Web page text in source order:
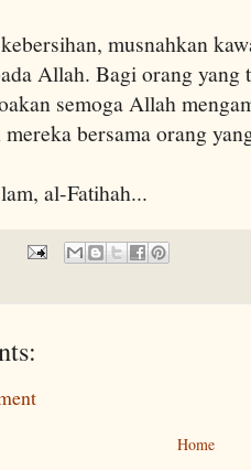
musnahkan
Allah. Bagi orang yang
semoga Allah
bersama orang
al-Fatihah...
Home